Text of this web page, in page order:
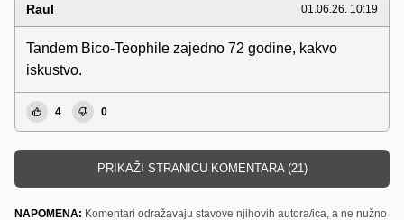
Raul 01.06.26. 10:19
Tandem Bico-Teophile zajedno 72 godine, kakvo
iskustvo.
4 0
PRIKAŽI STRANICU KOMENTARA (21)
NAPOMENA: Komentari odražavaju stavove njihovih autora/ica, a ne nužno